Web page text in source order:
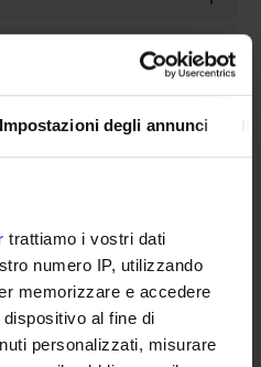
Impostazioni degli annunci
trattiamo i vostri dati
numero IP, utilizzando
memorizzare e accedere
al fine di
personalizzati, misurare